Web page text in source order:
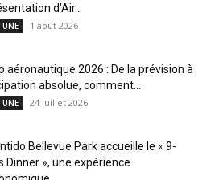
d’Air...
1 août 2026
aéronautique 2026 : De la prévision à
absolue, comment...
24 juillet 2026
Bellevue Park accueille le « 9-
Dinner », une expérience